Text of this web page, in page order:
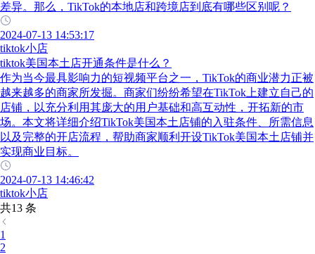
差异。那么，TikTok的本地店和跨境店到底有哪些区别呢？
2024-07-13 14:53:17
tiktok小店
tiktok美国本土店开通条件是什么？
作为当今最具影响力的短视频平台之一，TikTok的商业潜力正被
越来越多的商家所发掘。商家们纷纷希望在TikTok上建立自己的
店铺，以充分利用其庞大的用户基础和高互动性，开拓新的市
场。本文将详细介绍TikTok美国本土店铺的入驻条件、所需信息
以及完整的开店流程，帮助商家顺利开设TikTok美国本土店铺并
实现商业目标。
2024-07-13 14:46:42
tiktok小店
共13 条
1
2